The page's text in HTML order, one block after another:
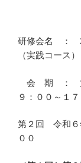
研修会名 ：
（実践コース）
会 期 ： 第
９：００～
第２回 令和６
００